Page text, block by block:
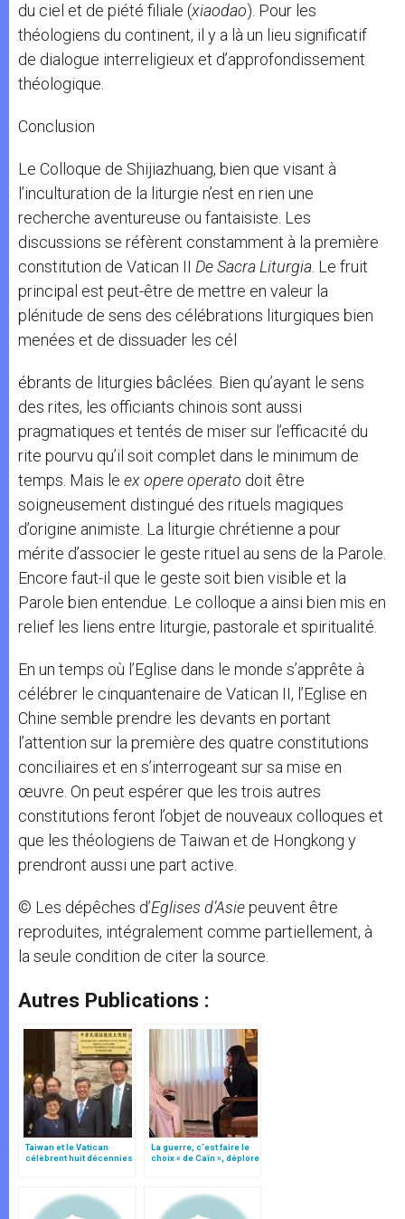
du ciel et de piété filiale (xiaodao). Pour les
théologiens du continent, il y a là un lieu significatif
de dialogue interreligieux et d’approfondissement
théologique.
Conclusion
Le Colloque de Shijiazhuang, bien que visant à
l’inculturation de la liturgie n’est en rien une
recherche aventureuse ou fantaisiste. Les
discussions se réfèrent constamment à la première
constitution de Vatican II De Sacra Liturgia . Le fruit
principal est peut-être de mettre en valeur la
plénitude de sens des célébrations liturgiques bien
menées et de dissuader les cél
ébrants de liturgies bâclées. Bien qu’ayant le sens
des rites, les officiants chinois sont aussi
pragmatiques et tentés de miser sur l’efficacité du
rite pourvu qu’il soit complet dans le minimum de
temps. Mais le ex opere operato doit être
soigneusement distingué des rituels magiques
d’origine animiste. La liturgie chrétienne a pour
mérite d’associer le geste rituel au sens de la Parole.
Encore faut-il que le geste soit bien visible et la
Parole bien entendue. Le colloque a ainsi bien mis en
relief les liens entre liturgie, pastorale et spiritualité.
En un temps où l’Eglise dans le monde s’apprête à
célébrer le cinquantenaire de Vatican II, l’Eglise en
Chine semble prendre les devants en portant
l’attention sur la première des quatre constitutions
conciliaires et en s’interrogeant sur sa mise en
œuvre. On peut espérer que les trois autres
constitutions feront l’objet de nouveaux colloques et
que les théologiens de Taiwan et de Hongkong y
prendront aussi une part active.
© Les dépêches d’Eglises d’Asiepeuvent être
reproduites, intégralement comme partiellement, à
la seule condition de citer la source.
Autres Publications :
Taiwan et le Vatican
célèbrent huit décennies
La guerre, c’est faire le
choix « de Caïn », déplore